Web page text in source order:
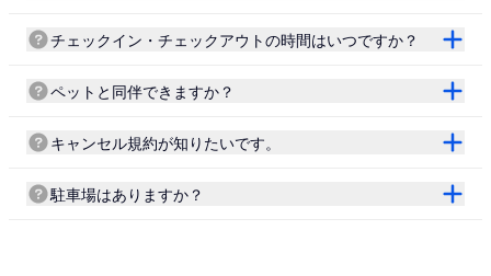
チェックイン・チェックアウトの時間はいつですか？
ペットと同伴できますか？
キャンセル規約が知りたいです。
駐車場はありますか？